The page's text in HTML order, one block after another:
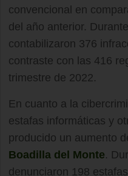
convencional en
del año anterior.
contabilizaron 376
contraste con las 416
trimestre de 2022.
En cuanto a la
estafas informáticas y
producido un aumento
Boadilla del Monte.
denunciaron 198